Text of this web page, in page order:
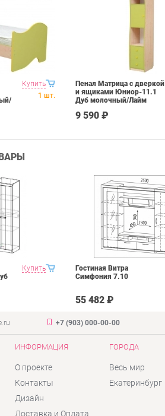
Купить
1 шт.
Пенал Матрица с дверкой
и ящиками Юниор-11.1
Дуб молочный/Лайм
9 590 ₽
Купить
Гостиная Витра
Симфония 7.10
55 482 ₽
+7 (903) 000-00-00
ИНФОРМАЦИЯ
О проекте
Контакты
Дизайн
Доставка и Оплата
ГОРОДА
Весь мир
Екатеринбург